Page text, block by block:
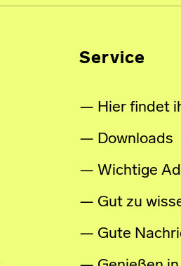
Service
Hier findet
Downloads
Wichtige
Gut zu
Gute